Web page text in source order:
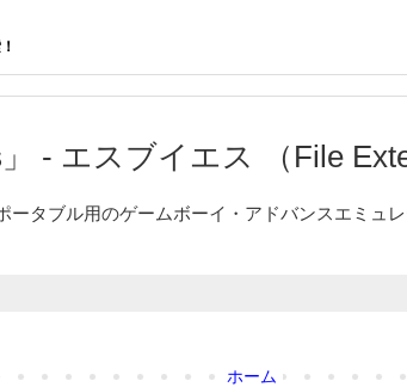
- エスブイエス （File
ータブル用のゲームボーイ・アドバンスエミュ
ホーム